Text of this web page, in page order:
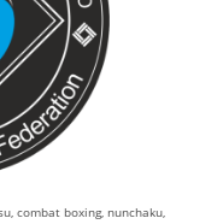
combat boxing, nunchaku,